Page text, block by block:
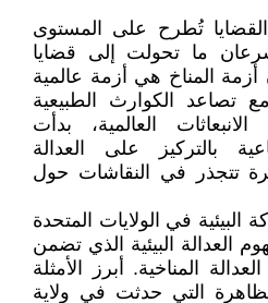
تُطرح على المستوى
ما تحولت إلى قضايا
أزمة المناخ هي أزمة عالمية
تصاعد الكوارث الطبيعية
الانبعاثات العالمية، بدأت
بالتركيز على العدالة
تتجذر في النقاشات حول
للحركة البيئية في الولايات المتحدة
البيئية الذي تضمن
المناخية. أبرز الأمثلة
التي حدثت في ولاية